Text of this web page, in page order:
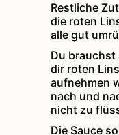
Restliche
die roten
alle gut
Du brauchst
dir roten
aufnehmen
nach und
nicht zu
Die Sauce